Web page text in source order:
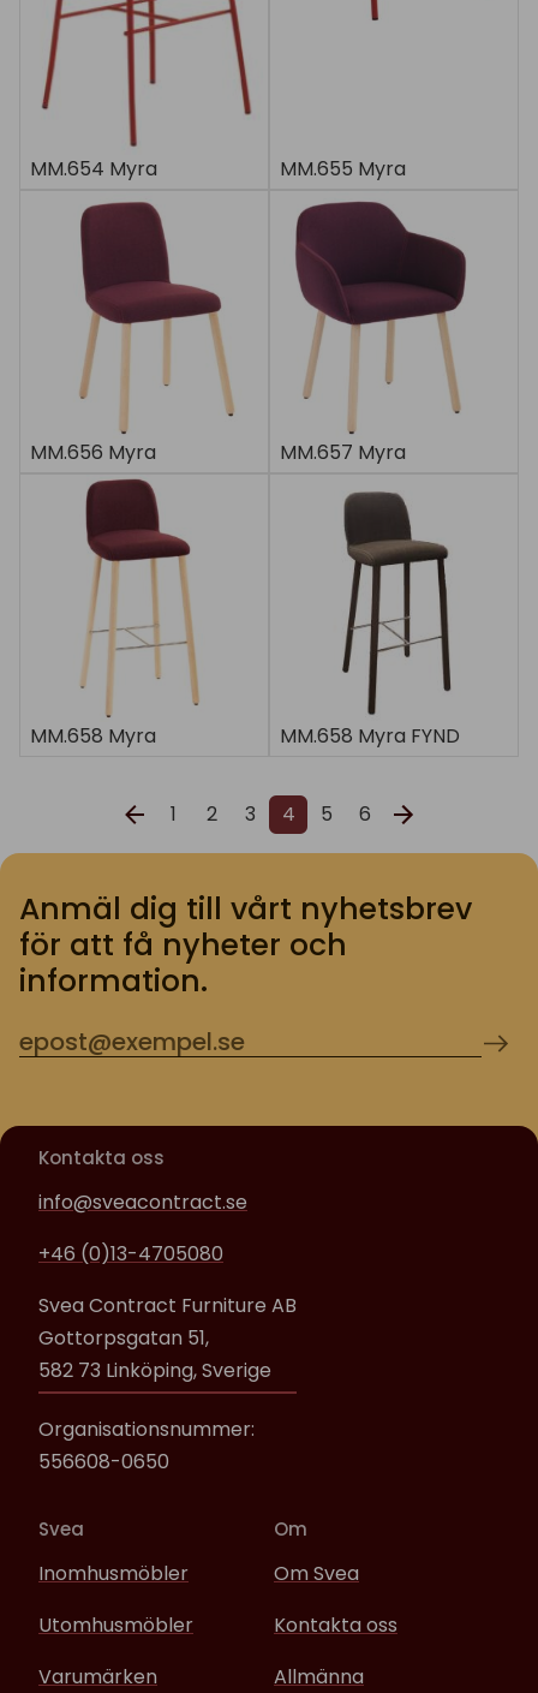
MM.654 Myra MM.655 Myra
MM.656 Myra MM.657 Myra
MM.658 Myra MM.658 Myra FYND
1 2 3 4 5 6
Anmäl dig till vårt nyhetsbrev
för att få nyheter och
information.
Kontakta oss
info@sveacontract.se
+46 (0)13-4705080
Svea Contract Furniture AB
Gottorpsgatan 51,
582 73 Linköping, Sverige
Organisationsnummer:
556608-0650
Svea
Inomhusmöbler
Utomhusmöbler
Varumärken
Om
Om Svea
Kontakta oss
Allmänna